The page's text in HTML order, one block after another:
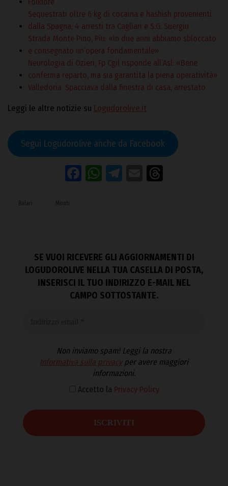
Sequestrati oltre 6 kg di cocaina e hashish provenienti
dalla Spagna, 4 arresti tra Cagliari e S.G. Suergiu
Strada Monte Pino, Piu: «In due anni abbiamo sbloccato
e consegnato un’opera fondamentale»
Neurologia di Ozieri, Fp Cgil risponde all’Asl: «Bene
conferma reparto, ma sia garantita la piena operatività»
Valledoria. Spacciava dalla finestra di casa, arrestato
Leggi le altre notizie su Logudorolive.it
Segui Logudorolive anche da Facebook
Facebook
WhatsApp
Telegram
Email
Balari Monti
SE VUOI RICEVERE GLI AGGIORNAMENTI DI
LOGUDOROLIVE NELLA TUA CASELLA DI POSTA,
INSERISCI IL TUO INDIRIZZO E-MAIL NEL
CAMPO SOTTOSTANTE.
Non inviamo spam! Leggi la nostra
Informativa sulla privacyper avere maggiori
informazioni.
Accetto la Privacy Policy